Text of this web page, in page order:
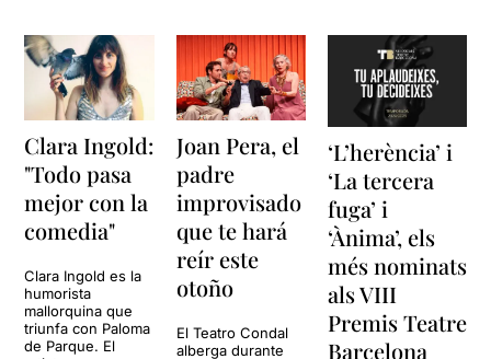
Clara Ingold:
"Todo pasa
mejor con la
comedia"
Clara Ingold es la
humorista
mallorquina que
triunfa con Paloma
de Parque. El
Joan Pera, el
padre
improvisado
que te hará
reír este
otoño
El Teatro Condal
alberga durante
‘L’herència’ i
‘La tercera
fuga’ i
‘Ànima’, els
més nominats
als VIII
Premis Teatre
Barcelona